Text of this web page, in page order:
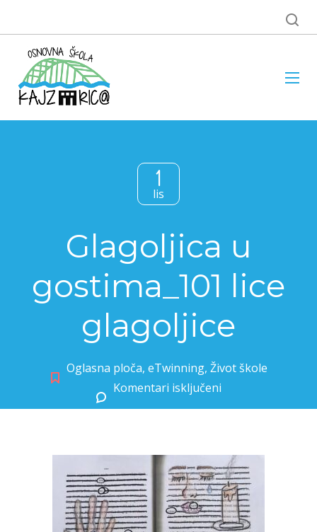
1
lis
Glagoljica u
gostima_101 lice
glagoljice
Oglasna ploča, eTwinning, Život škole
Komentari isključeni